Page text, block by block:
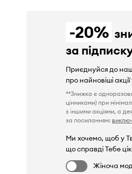
-20%
за
Приєднуйся до
про найновіші
**Знижка є
цінниками) при
з іншими акціями, а
за посиланням:
Ми хочемо, щоб у
що справді Тебе
Жіноча